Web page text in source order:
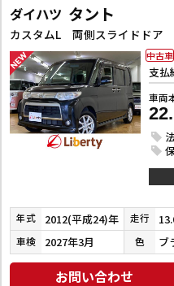
ダイハツ タント
支払
車両
中古車
年式 2012(平成24)年 走行
車検 2027年3月 色
お問い合わせ